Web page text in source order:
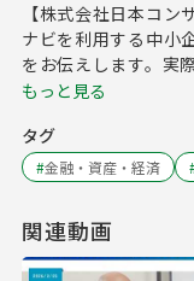
【株式会社日本コン
ナビを利用する中小
をお伝えします。実
もっと見る
タグ
#金融・資産・経済
関連動画